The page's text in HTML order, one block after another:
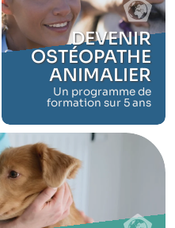
DEVENIR
OSTÉOPATHE
ANIMALIER
Un programme de
formation sur 5 ans